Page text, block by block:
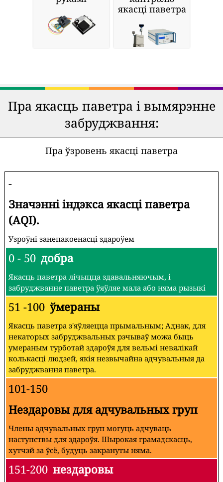
якасці паветра
Пра якасць паветра і вымярэнне
забруджвання:
Пра ўзровень якасці паветра
-
Значэнні індэкса якасці паветра
(AQI).
Узроўні занепакоенасці здароўем
0 - 50 добра
Якасць паветра лічыцца здавальняючым, і
забруджванне паветра ўяўляе мала або няма рызыкі
51 -100 ўмераны
Якасць паветра з'яўляецца прымальным; Аднак, для
некаторых забруджвальных рэчываў можа быць
умераным турботай здароўя для вельмі невялікай
колькасці людзей, якія незвычайна адчувальныя да
забруджвання паветра.
101-150
Нездаровы для адчувальных груп
Члены адчувальных груп могуць адчуваць
наступствы для здароўя. Шырокая грамадскасць,
хутчэй за ўсё, будуць закрануты няма.
151-200 нездаровы